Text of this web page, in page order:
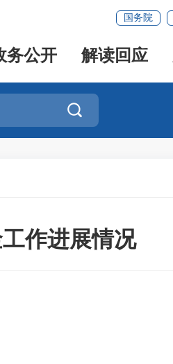
国务院
务公开 解读回应

作进展情况